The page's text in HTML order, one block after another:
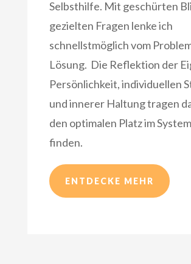
Selbsthilfe. Mit geschürten
gezielten Fragen lenke ich
schnellstmöglich vom
Lösung. Die Reflektion der
Persönlichkeit, individuellen
und innerer Haltung tragen
den optimalen Platz im
finden.
ENTDECKE MEHR